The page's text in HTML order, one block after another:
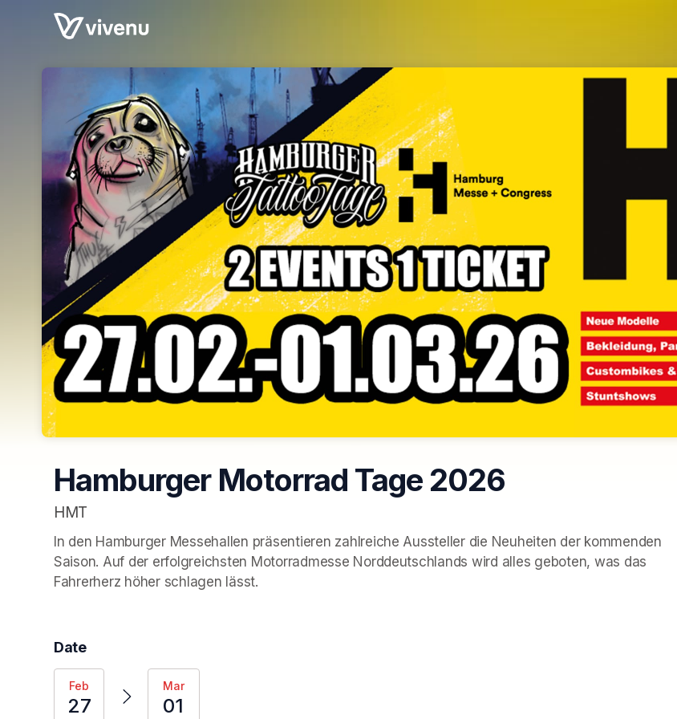
Skip header
Hamburger Motorrad Tage 2026
HMT
In den Hamburger Messehallen präsentieren zahlreiche Aussteller die Neuheiten der kommenden
Saison. Auf der erfolgreichsten Motorradmesse Norddeutschlands wird alles geboten, was das
Fahrerherz höher schlagen lässt.
Date
Feb
27
Mar
01